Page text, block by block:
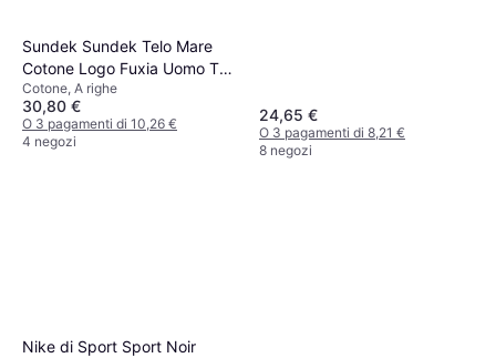
Sundek Sundek Telo Mare
Cotone Logo Fuxia Uomo TU
Asciugamano Blu, Rosa,
Multicolore
Cotone, A righe
30,80 €
O 3 pagamenti di 10,26 €
4 negozi
24,65 €
O 3 pagamenti di 8,21 €
8 negozi
Nike di Sport Sport Noir